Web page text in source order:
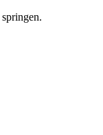
springen.